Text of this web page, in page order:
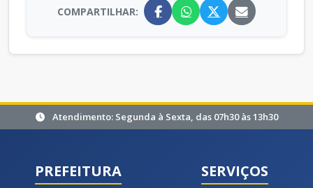
COMPARTILHAR:
Atendimento: Segunda à Sexta, das 07h30 às 13h30
PREFEITURA SERVIÇOS